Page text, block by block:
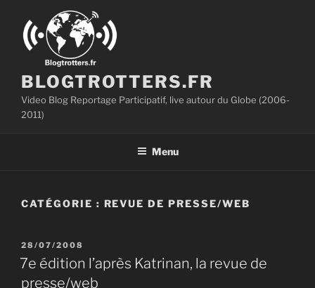
contenu
BLOGTROTTERS.FR
Video Blog Reportage Participatif, live autour du Globe (2006-
2011)
Menu
CATÉGORIE : REVUE DE PRESSE/WEB
PUBLIÉ
LE
28/07/2008
7e édition l’après Katrinan, la revue de
presse/web